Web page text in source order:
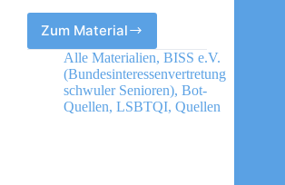
Zum MaterialGenerationsübergreifende
Austauschformate
in
der
LSBTIQ*-
Alle Materialien, BISS e.V.
(Bundesinteressenvertretung
schwuler Senioren), Bot-
Quellen, LSBTQI, Quellen